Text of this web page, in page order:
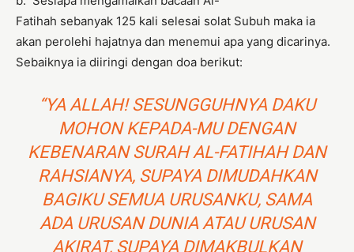
Fatihah sebanyak 125 kali selesai solat Subuh maka ia
akan perolehi hajatnya dan menemui apa yang dicarinya.
Sebaiknya ia diiringi dengan doa berikut:
“YA ALLAH! SESUNGGUHNYA DAKU
MOHON KEPADA-MU DENGAN
KEBENARAN SURAH AL-FATIHAH DAN
RAHSIANYA, SUPAYA DIMUDAHKAN
BAGIKU SEMUA URUSANKU, SAMA
ADA URUSAN DUNIA ATAU URUSAN
AKIRAT, SUPAYA DIMAKBULKAN